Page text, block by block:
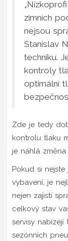
zimních
nejsou
Stanislav
techniku.
kontroly
optimální
Zde je tedy
kontrolu tlaku
je náhlá
Pokud si
vybavení, je
nejen zajistí
celkový stav
servisy nabízejí
sezónních